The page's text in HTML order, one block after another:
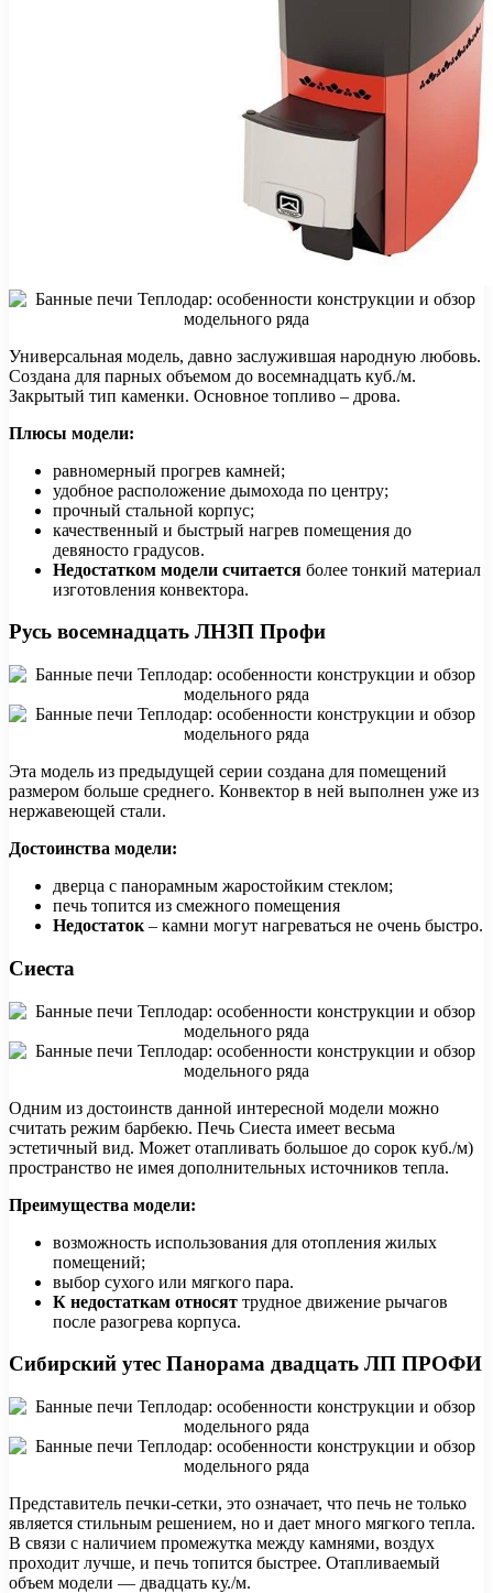
Универсальная модель, давно заслужившая народную любовь.
Создана для парных объемом до восемнадцать куб./м.
Закрытый тип каменки. Основное топливо – дрова.
Плюсы модели:
равномерный прогрев камней;
удобное расположение дымохода по центру;
прочный стальной корпус;
качественный и быстрый нагрев помещения до
девяносто градусов.
Недостатком модели считается более тонкий материал
изготовления конвектора.
Русь восемнадцать ЛНЗП Профи
Эта модель из предыдущей серии создана для помещений
размером больше среднего. Конвектор в ней выполнен уже из
нержавеющей стали.
Достоинства модели:
дверца с панорамным жаростойким стеклом;
печь топится из смежного помещения
Недостаток – камни могут нагреваться не очень быстро.
Сиеста
Одним из достоинств данной интересной модели можно
считать режим барбекю. Печь Сиеста имеет весьма
эстетичный вид. Может отапливать большое до сорок куб./м)
пространство не имея дополнительных источников тепла.
Преимущества модели:
возможность использования для отопления жилых
помещений;
выбор сухого или мягкого пара.
К недостаткам относят трудное движение рычагов
после разогрева корпуса.
Сибирский утес Панорама двадцать ЛП ПРОФИ
Представитель печки-сетки, это означает, что печь не только
является стильным решением, но и дает много мягкого тепла.
В связи с наличием промежутка между камнями, воздух
проходит лучше, и печь топится быстрее. Отапливаемый
объем модели — двадцать ку./м.